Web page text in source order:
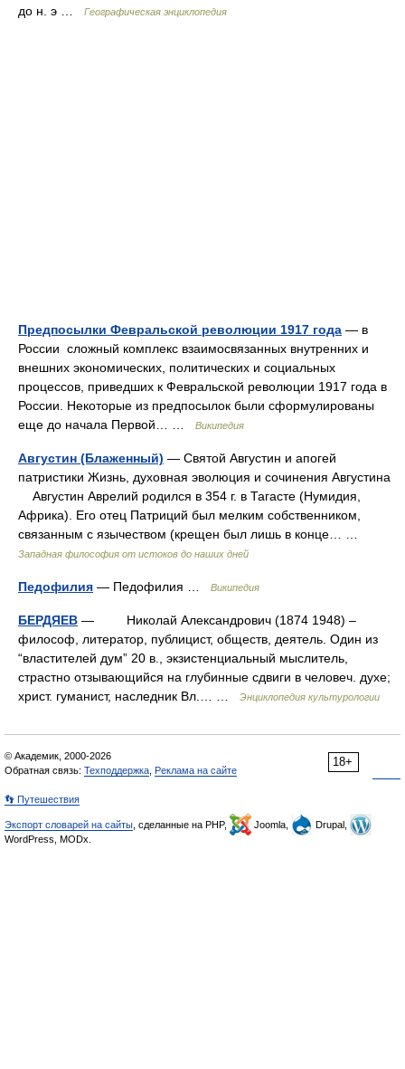
до н. э …
Географическая энциклопедия
Предпосылки Февральской революции 1917 года — в
России сложный комплекс взаимосвязанных внутренних и
внешних экономических, политических и социальных
процессов, приведших к Февральской революции 1917 года в
России. Некоторые из предпосылок были сформулированы
еще до начала Первой… …
Википедия
Августин (Блаженный) — Святой Августин и апогей
патристики Жизнь, духовная эволюция и сочинения Августина
Августин Аврелий родился в 354 г. в Тагасте (Нумидия,
Африка). Его отец Патриций был мелким собственником,
связанным с язычеством (крещен был лишь в конце… …
Западная философия от истоков до наших дней
Педофилия — Педофилия … Википедия
БЕРДЯЕВ — Николай Александрович (1874 1948) –
философ, литератор, публицист, обществ, деятель. Один из
“властителей дум” 20 в., экзистенциальный мыслитель,
страстно отзывающийся на глубинные сдвиги в человеч. духе;
христ. гуманист, наследник Вл.… …
Энциклопедия культурологии
18+
© Академик, 2000-2026
Обратная связь: Техподдержка Реклама на сайте
👣 Путешествия
Экспорт словарей на сайты , сделанные на PHP, Joomla,
Drupal,
WordPress, MODx.